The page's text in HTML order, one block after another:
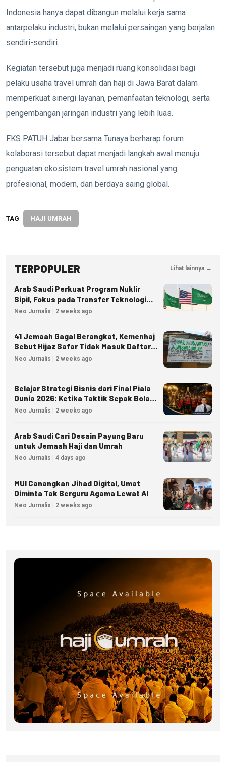
Indonesia hanya dapat dibangun melalui kerja sama
antarpelaku industri, bukan melalui persaingan yang berjalan
sendiri-sendiri.
Kegiatan tersebut juga menjadi ruang konsolidasi bagi
pelaku usaha travel umrah dan haji di Jawa Barat dalam
memperkuat sinergi layanan, pemanfaatan teknologi, serta
pengembangan jaringan industri yang lebih luas.
FKS PATUH Jabar bersama Tunaya berharap forum
kolaborasi tersebut dapat menjadi langkah awal menuju
penguatan ekosistem travel umrah nasional yang
profesional, modern, dan berdaya saing global.
TAG HAJI UMRAH
TERPOPULER Lihat lainnya →
Arab Saudi Perkuat Program Nuklir
Sipil, Fokus pada Transfer Teknologi
dan Kedaulatan Energi
Neo Jurnalis | 2 weeks ago
41 Jemaah Gagal Berangkat, Kemenhaj
Sebut Hijaz Safar Tidak Masuk Daftar
Resmi PPIU
Neo Jurnalis | 2 weeks ago
Belajar Strategi Bisnis dari Final Piala
Dunia 2026: Ketika Taktik Sepak Bola
Menjadi Inspirasi Kesuksesan Bisnis
Neo Jurnalis | 2 weeks ago
Arab Saudi Cari Desain Payung Baru
untuk Jemaah Haji dan Umrah
Neo Jurnalis | 4 days ago
MUI Canangkan Jihad Digital, Umat
Diminta Tak Berguru Agama Lewat AI
Neo Jurnalis | 2 weeks ago